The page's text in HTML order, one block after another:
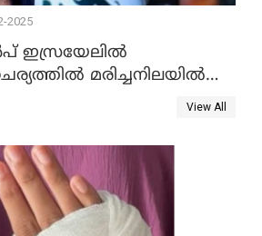
2025
ഇസ്രയേലിൽ
മരിച്ചനിലയിൽ
യുവാവിന്റെ
View All